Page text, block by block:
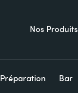
Nos Produits
Préparation Bar